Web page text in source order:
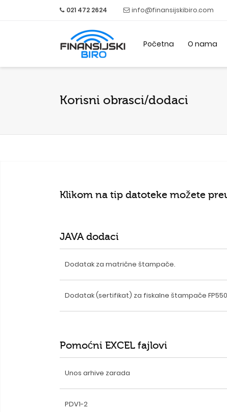
021 472 2624 info@finansijskibiro.com
Početna O nama
Korisni obrasci/dodaci
Klikom na tip datoteke možete
JAVA dodaci
Dodatak za matrične štampače.
Dodatak (sertifikat) za fiskalne štampače FP550,
Pomoćni EXCEL fajlovi
Unos arhive zarada
PDV1-2